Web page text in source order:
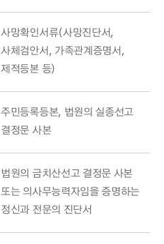
사망확인서류(사망진단서,
사체검안서, 가족관계증명서,
제적등본 등)
주민등록등본, 법원의 실종선고
결정문 사본
법원의 금치산선고 결정문 사본
또는 의사무능력자임을 증명하는
정신과 전문의 진단서